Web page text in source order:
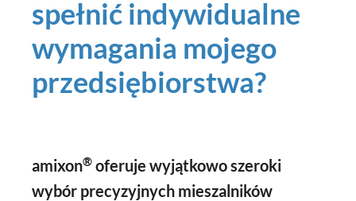
spełnić indywidualne
wymagania mojego
przedsiębiorstwa?
amixon® oferuje wyjątkowo szeroki
wybór precyzyjnych mieszalników